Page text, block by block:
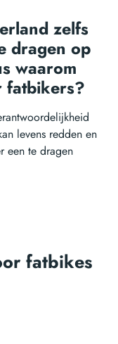
zelfs
dragen op
waarom
fatbikers?
levens redden en
een te dragen
fatbikes